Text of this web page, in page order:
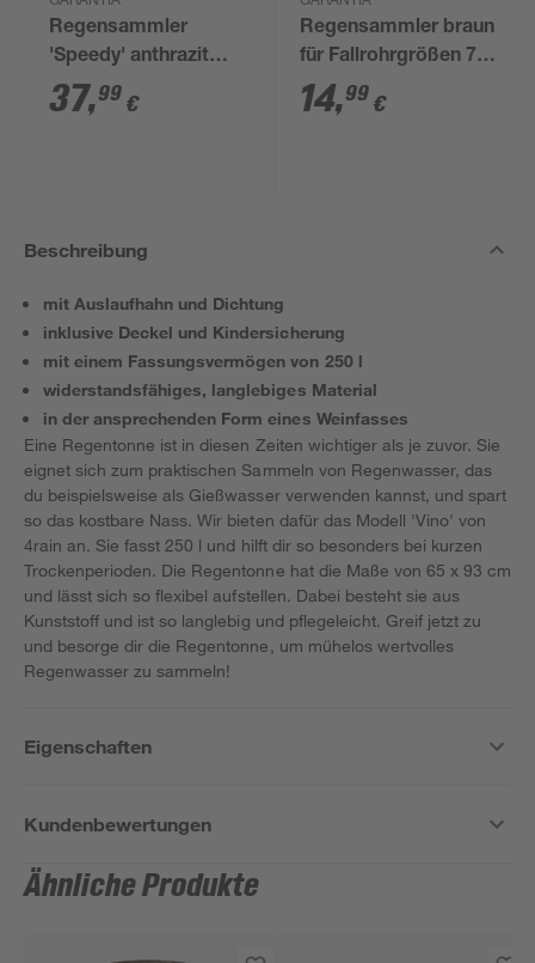
Regensammler
'Speedy' anthrazit
inkl. Zubehör
37,99 €
Regensammler braun
für Fallrohrgrößen 7-
10 cm
14,99 €
Beschreibung
mit Auslaufhahn und Dichtung
inklusive Deckel und Kindersicherung
mit einem Fassungsvermögen von 250 l
widerstandsfähiges, langlebiges Material
in der ansprechenden Form eines Weinfasses
Eine Regentonne ist in diesen Zeiten wichtiger als je zuvor. Sie
eignet sich zum praktischen Sammeln von Regenwasser, das
du beispielsweise als Gießwasser verwenden kannst, und spart
so das kostbare Nass. Wir bieten dafür das Modell 'Vino' von
4rain an. Sie fasst 250 l und hilft dir so besonders bei kurzen
Trockenperioden. Die Regentonne hat die Maße von 65 x 93 cm
und lässt sich so flexibel aufstellen. Dabei besteht sie aus
Kunststoff und ist so langlebig und pflegeleicht. Greif jetzt zu
und besorge dir die Regentonne, um mühelos wertvolles
Regenwasser zu sammeln!
Eigenschaften
Kundenbewertungen
Ähnliche Produkte